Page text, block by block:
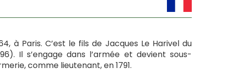
à Paris. C’est le fils de Jacques Le Harivel du
Il s’engage dans l’armée et devient sous-
comme lieutenant, en 1791.